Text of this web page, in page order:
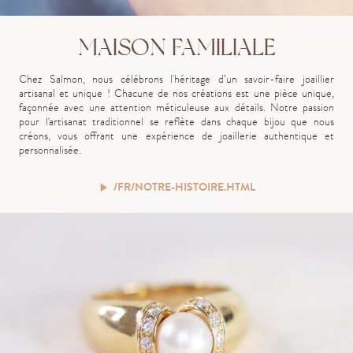
MAISON FAMILIALE
Chez Salmon, nous célébrons l'héritage d’un savoir-faire joaillier
artisanal et unique ! Chacune de nos créations est une pièce unique,
façonnée avec une attention méticuleuse aux détails. Notre passion
pour l'artisanat traditionnel se reflète dans chaque bijou que nous
créons, vous offrant une expérience de joaillerie authentique et
personnalisée.
/FR/NOTRE-HISTOIRE.HTML